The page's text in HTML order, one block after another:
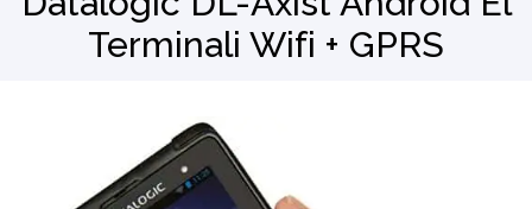
Barkod Okuyucu
Terminali Wifi + GPRS